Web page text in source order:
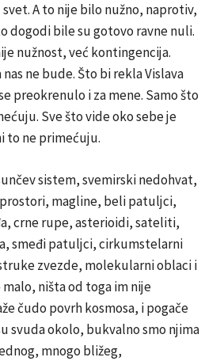
svet. A to nije bilo nužno, naprotiv,
dogodi bile su gotovo ravne nuli.
nužnost, već kontingencija.
ne bude. Što bi rekla Vislava
preokrenulo i za mene. Samo što
Sve što vide oko sebe je
to ne primećuju.
sistem, svemirski nedohvat,
magline, beli patuljci,
crne rupe, asterioidi, sateliti,
smeđi patuljci, cirkumstelarni
zvezde, molekularni oblaci i
ništa od toga im nije
čudo povrh kosmosa, i pogače
svuda okolo, bukvalno smo njima
mnogo bližeg,